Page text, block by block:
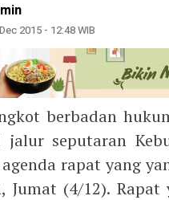
2015 - 12:48 WIB
berbadan
jalur seputaran
rapat yang
Jumat (4/12).